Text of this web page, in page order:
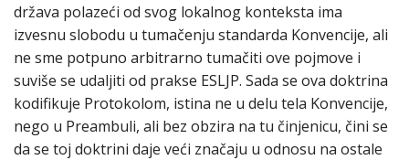
država polazeći od svog lokalnog konteksta ima
izvesnu slobodu u tumačenju standarda Konvencije, ali
ne sme potpuno arbitrarno tumačiti ove pojmove i
suviše se udaljiti od prakse ESLJP. Sada se ova doktrina
kodifikuje Protokolom, istina ne u delu tela Konvencije,
nego u Preambuli, ali bez obzira na tu činjenicu, čini se
da se toj doktrini daje veći značaju u odnosu na ostale